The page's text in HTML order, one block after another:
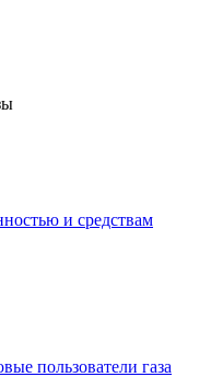
и средствам
пользователи газа